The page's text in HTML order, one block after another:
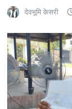
देवभूमि केसरी